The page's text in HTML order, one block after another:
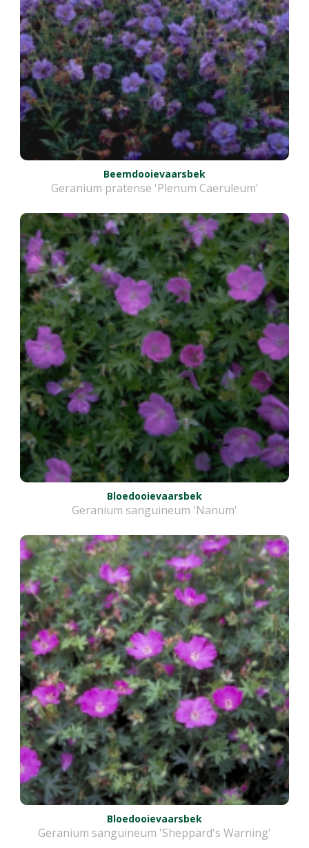
Beemdooievaarsbek
Geranium pratense 'Plenum Caeruleum'
Bloedooievaarsbek
Geranium sanguineum 'Nanum'
Bloedooievaarsbek
Geranium sanguineum 'Sheppard's Warning'